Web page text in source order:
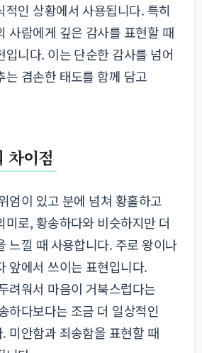
적인 상황에서 사용됩니다. 특히
사람에게 깊은 감사를 표현할 때
입니다. 이는 단순한 감사를 넘어
는 겸손한 태도를 함께 담고
차이점
엄이 있고 분에 넘쳐 황홀하고
미로, 황송하다와 비슷하지만 더
느낄 때 사용합니다. 주로 왕이나
앞에서 쓰이는 표현입니다.
려워서 마음이 거북스럽다는
하다보다는 조금 더 일상적인
미안함과 죄송함을 표현할 때